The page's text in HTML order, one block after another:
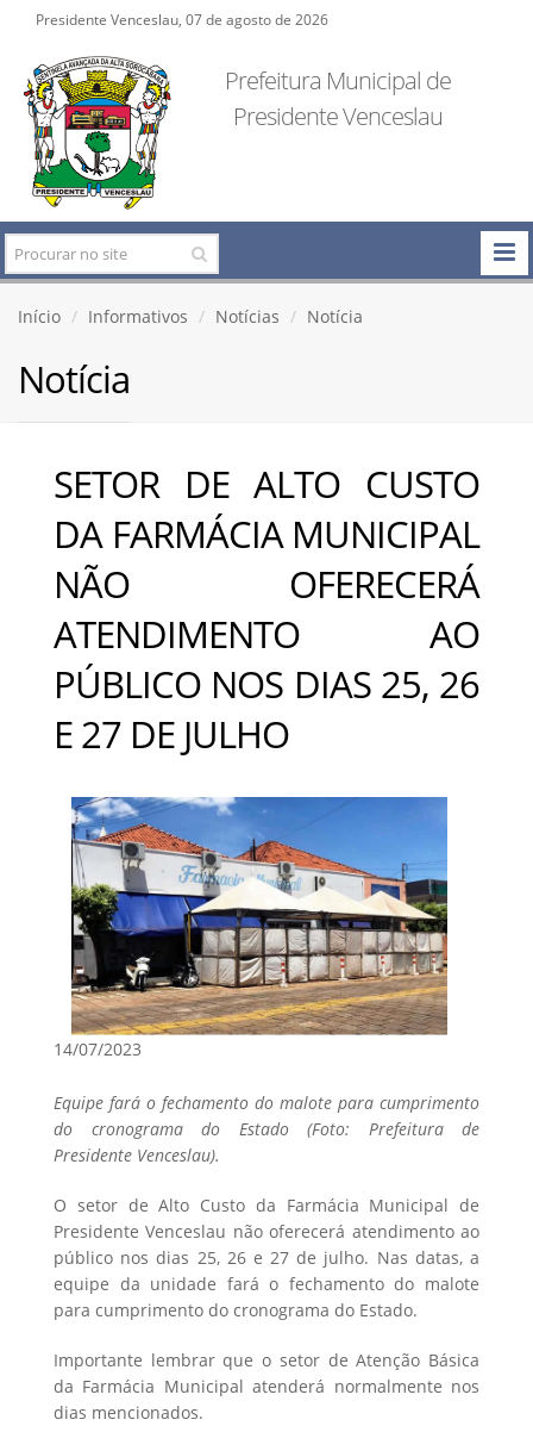
Presidente Venceslau, 07 de agosto de 2026
Prefeitura Municipal de
Presidente Venceslau
Início Informativos Notícias Notícia
Notícia
SETOR DE ALTO CUSTO
DA FARMÁCIA MUNICIPAL
NÃO OFERECERÁ
ATENDIMENTO AO
PÚBLICO NOS DIAS 25, 26
E 27 DE JULHO
14/07/2023
Equipe fará o fechamento do malote para cumprimento
do cronograma do Estado (Foto: Prefeitura de
Presidente Venceslau).
O setor de Alto Custo da Farmácia Municipal de
Presidente Venceslau não oferecerá atendimento ao
público nos dias 25, 26 e 27 de julho. Nas datas, a
equipe da unidade fará o fechamento do malote
para cumprimento do cronograma do Estado.
Importante lembrar que o setor de Atenção Básica
da Farmácia Municipal atenderá normalmente nos
dias mencionados.